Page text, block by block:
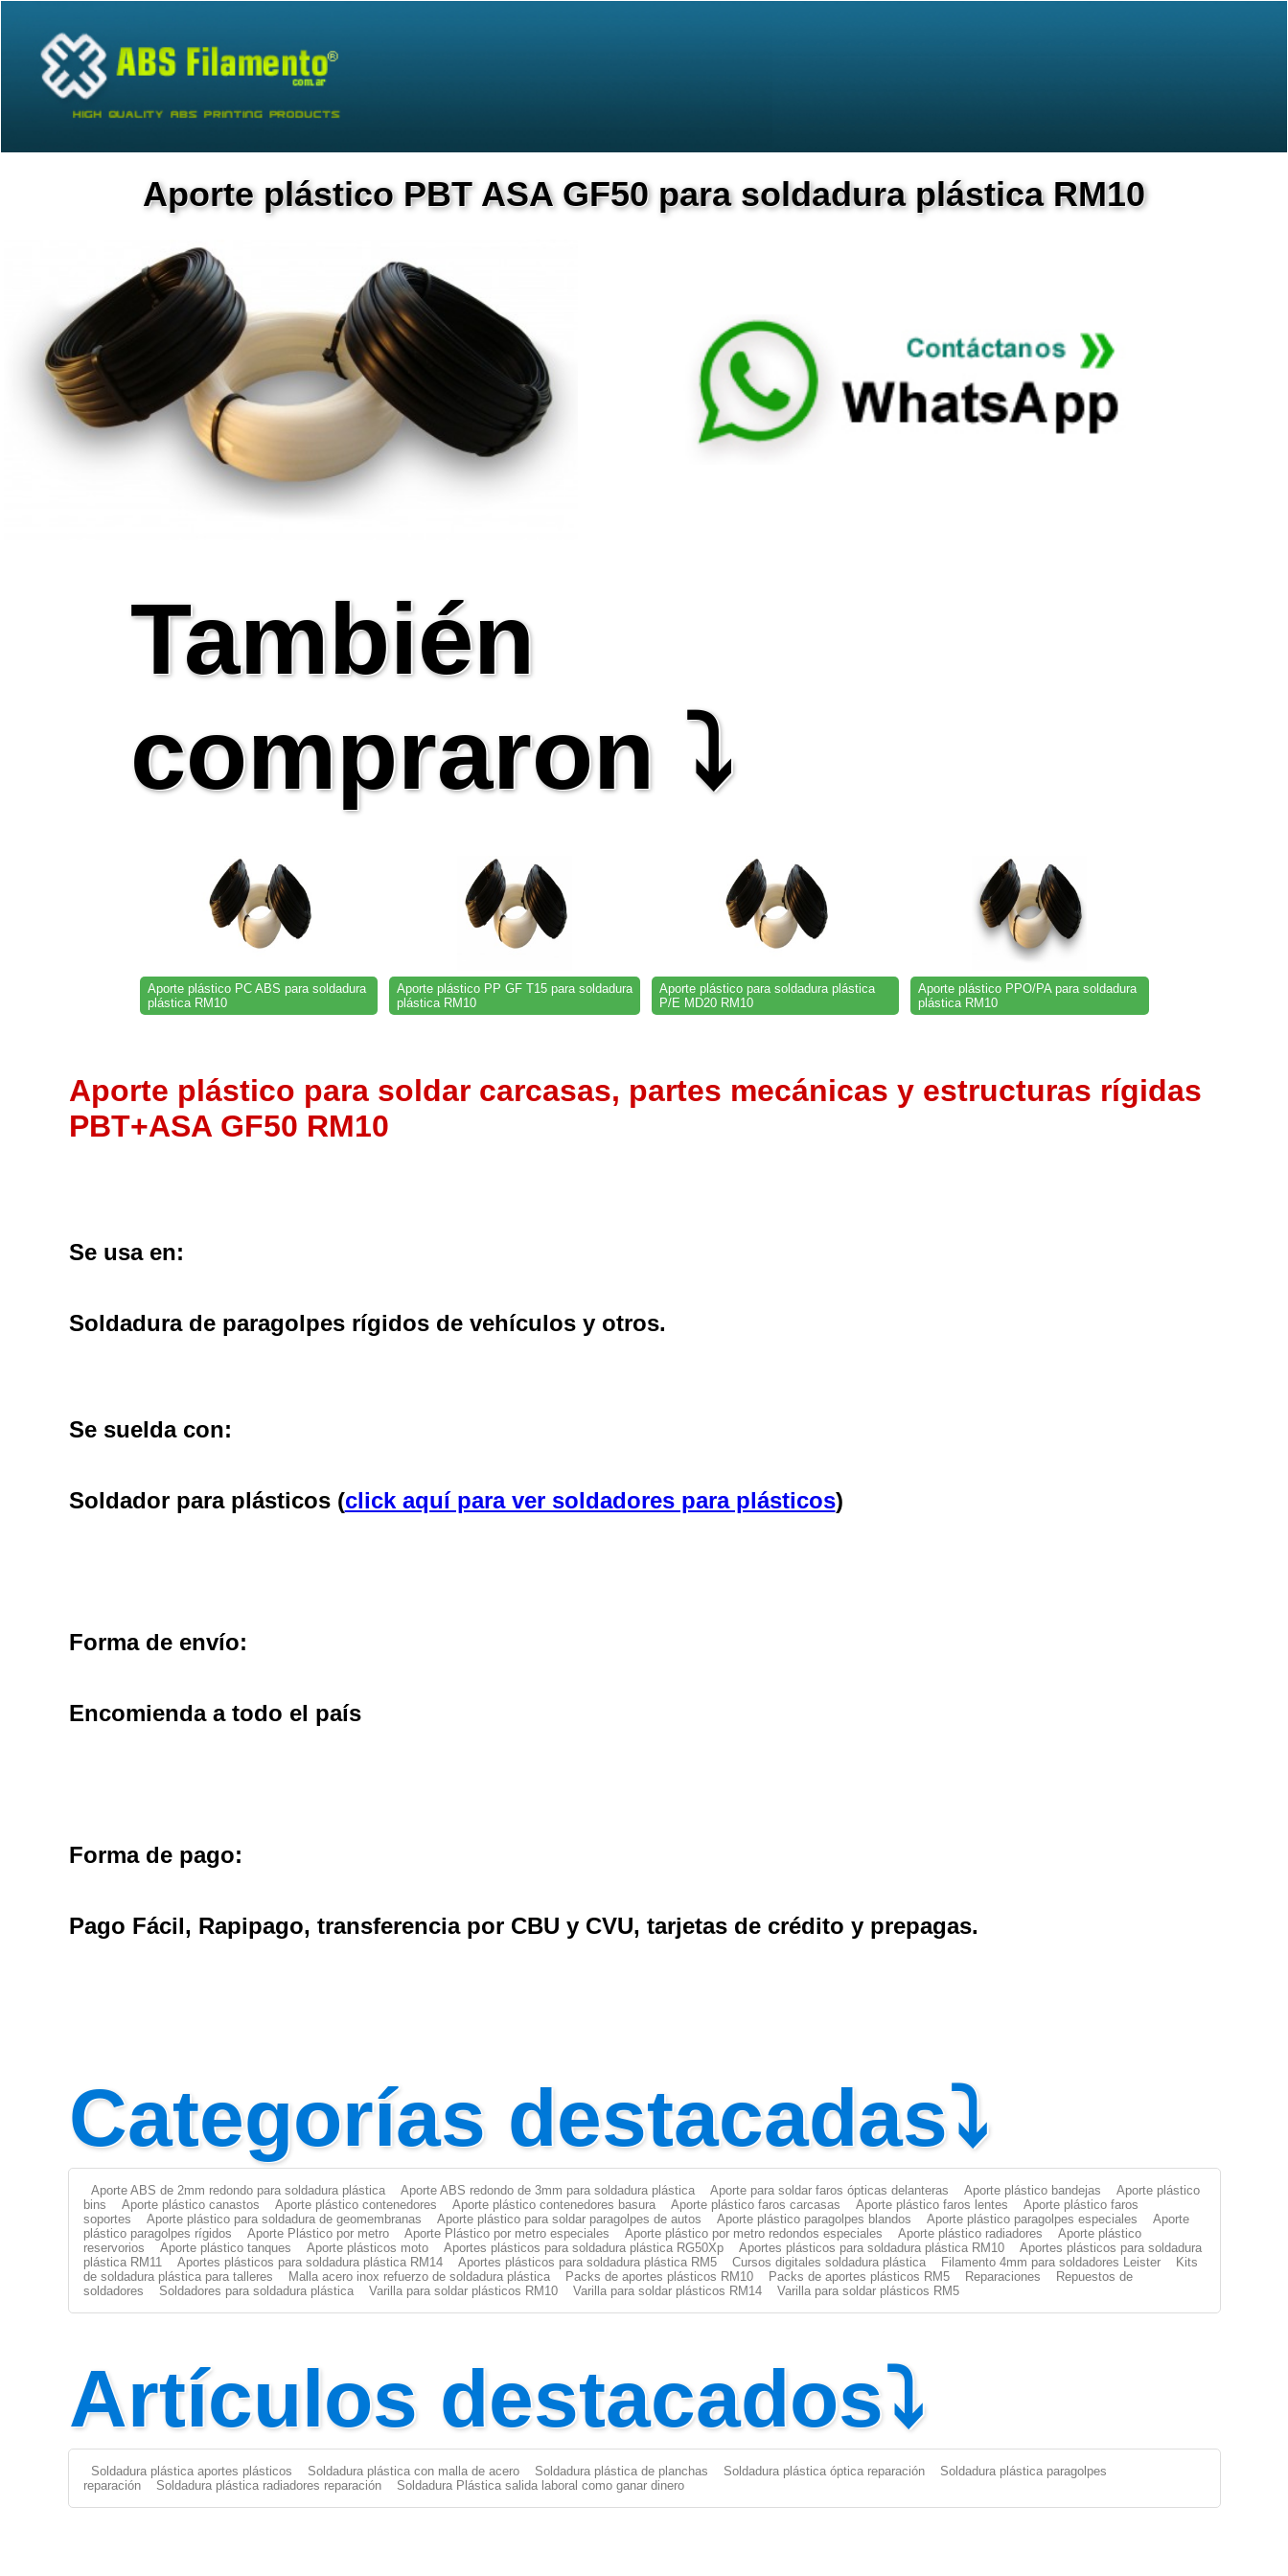
Aporte plástico PBT ASA GF50 para soldadura plástica RM10
También
compraron ⤵
Aporte plástico PC ABS para soldadura
plástica RM10
Aporte plástico PP GF T15 para soldadura
plástica RM10
Aporte plástico para soldadura plástica
P/E MD20 RM10
Aporte plástico PPO/PA para soldadura
plástica RM10
Aporte plástico para soldar carcasas, partes mecánicas y estructuras rígidas
PBT+ASA GF50 RM10
Se usa en:
Soldadura de paragolpes rígidos de vehículos y otros.
Se suelda con:
Soldador para plásticos (click aquí para ver soldadores para plásticos)
Forma de envío:
Encomienda a todo el país
Forma de pago:
Pago Fácil, Rapipago, transferencia por CBU y CVU, tarjetas de crédito y prepagas.
Categorías destacadas⤵
Aporte ABS de 2mm redondo para soldadura plástica Aporte ABS redondo de 3mm para soldadura plástica Aporte para soldar faros ópticas delanteras Aporte plástico bandejas
Aporte plástico
bins
Aporte plástico canastos Aporte plástico contenedores Aporte plástico contenedores basura Aporte plástico faros carcasas Aporte plástico faros lentes
Aporte plástico faros
soportes
Aporte plástico para soldadura de geomembranas Aporte plástico para soldar paragolpes de autos Aporte plástico paragolpes blandos Aporte plástico paragolpes especiales
Aporte
plástico paragolpes rígidos
Aporte Plástico por metro Aporte Plástico por metro especiales Aporte plástico por metro redondos especiales Aporte plástico radiadores
Aporte plástico
reservorios
Aporte plástico tanques Aporte plásticos moto Aportes plásticos para soldadura plástica RG50Xp Aportes plásticos para soldadura plástica RM10
Aportes plásticos para soldadura
plástica RM11
Aportes plásticos para soldadura plástica RM14 Aportes plásticos para soldadura plástica RM5 Cursos digitales soldadura plástica Filamento 4mm para soldadores Leister
Kits
de soldadura plástica para talleres
Malla acero inox refuerzo de soldadura plástica Packs de aportes plásticos RM10 Packs de aportes plásticos RM5 Reparaciones
Repuestos de
soldadores
Soldadores para soldadura plástica Varilla para soldar plásticos RM10 Varilla para soldar plásticos RM14 Varilla para soldar plásticos RM5
Artículos destacados⤵
Soldadura plástica aportes plásticos Soldadura plástica con malla de acero Soldadura plástica de planchas Soldadura plástica óptica reparación
Soldadura plástica paragolpes
reparación
Soldadura plástica radiadores reparación Soldadura Plástica salida laboral como ganar dinero